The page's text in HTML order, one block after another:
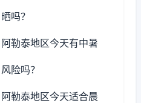
晒吗？
阿勒泰地区今天有中暑
风险吗？
阿勒泰地区今天适合晨